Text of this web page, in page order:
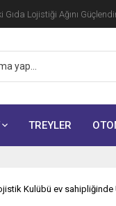
Lojistiği Ağını
TREYLER
Kulübü ev sahipliğinde